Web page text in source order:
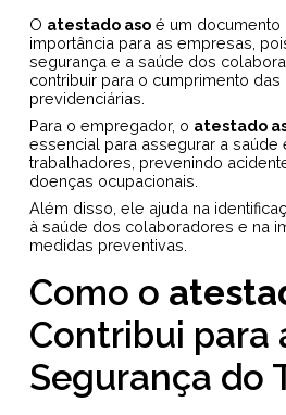
O atestado aso é um documento
importância para as empresas,
segurança e a saúde dos
contribuir para o cumprimento
previdenciárias.
Para o empregador, o atestado
essencial para assegurar a saúde
trabalhadores, prevenindo
doenças ocupacionais.
Além disso, ele ajuda na
à saúde dos colaboradores e na
medidas preventivas.
Como o
Contribui para
Segurança do